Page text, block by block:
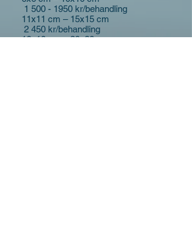
1 500 - 1950 kr/behandling
11x11 cm – 15x15 cm
2 450 kr/behandling
16x16 cm – 20x20 cm